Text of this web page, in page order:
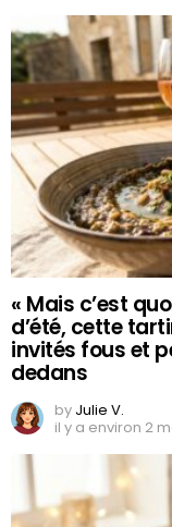
« Mais c’est
d’été, cette
invités fous et
dedans
by Julie V.
il y a environ 2